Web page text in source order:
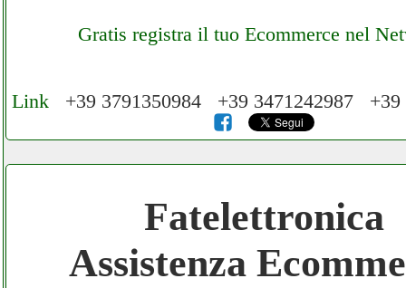
Gratis registra il tuo Ecommerce nel
Cerchiamo Collaboratori per Lavoro nel
3.000 € Mese
Gratis registra il tuo Ecommerce nel
Link +39 3791350984 +39 3471242987
Fatelettronica
Assistenza